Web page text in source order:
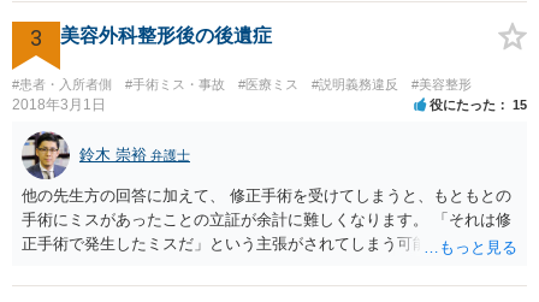
3 美容外科整形後の後遺症
#患者・入所者側 #手術ミス・事故 #医療ミス #説明義務違反 #美容整形
2018年3月1日 役にたった 15
鈴木 崇裕 弁護士
他の先生方の回答に加えて、 修正手術を受けてしまうと、もともとの
手術にミスがあったことの立証が余計に難しくなります。 「それは修
正手術で発生したミスだ」という主張がされてしまう可能性があるか
検討なさっているのであれば、修正手術を受けるまえに弁護士に相談